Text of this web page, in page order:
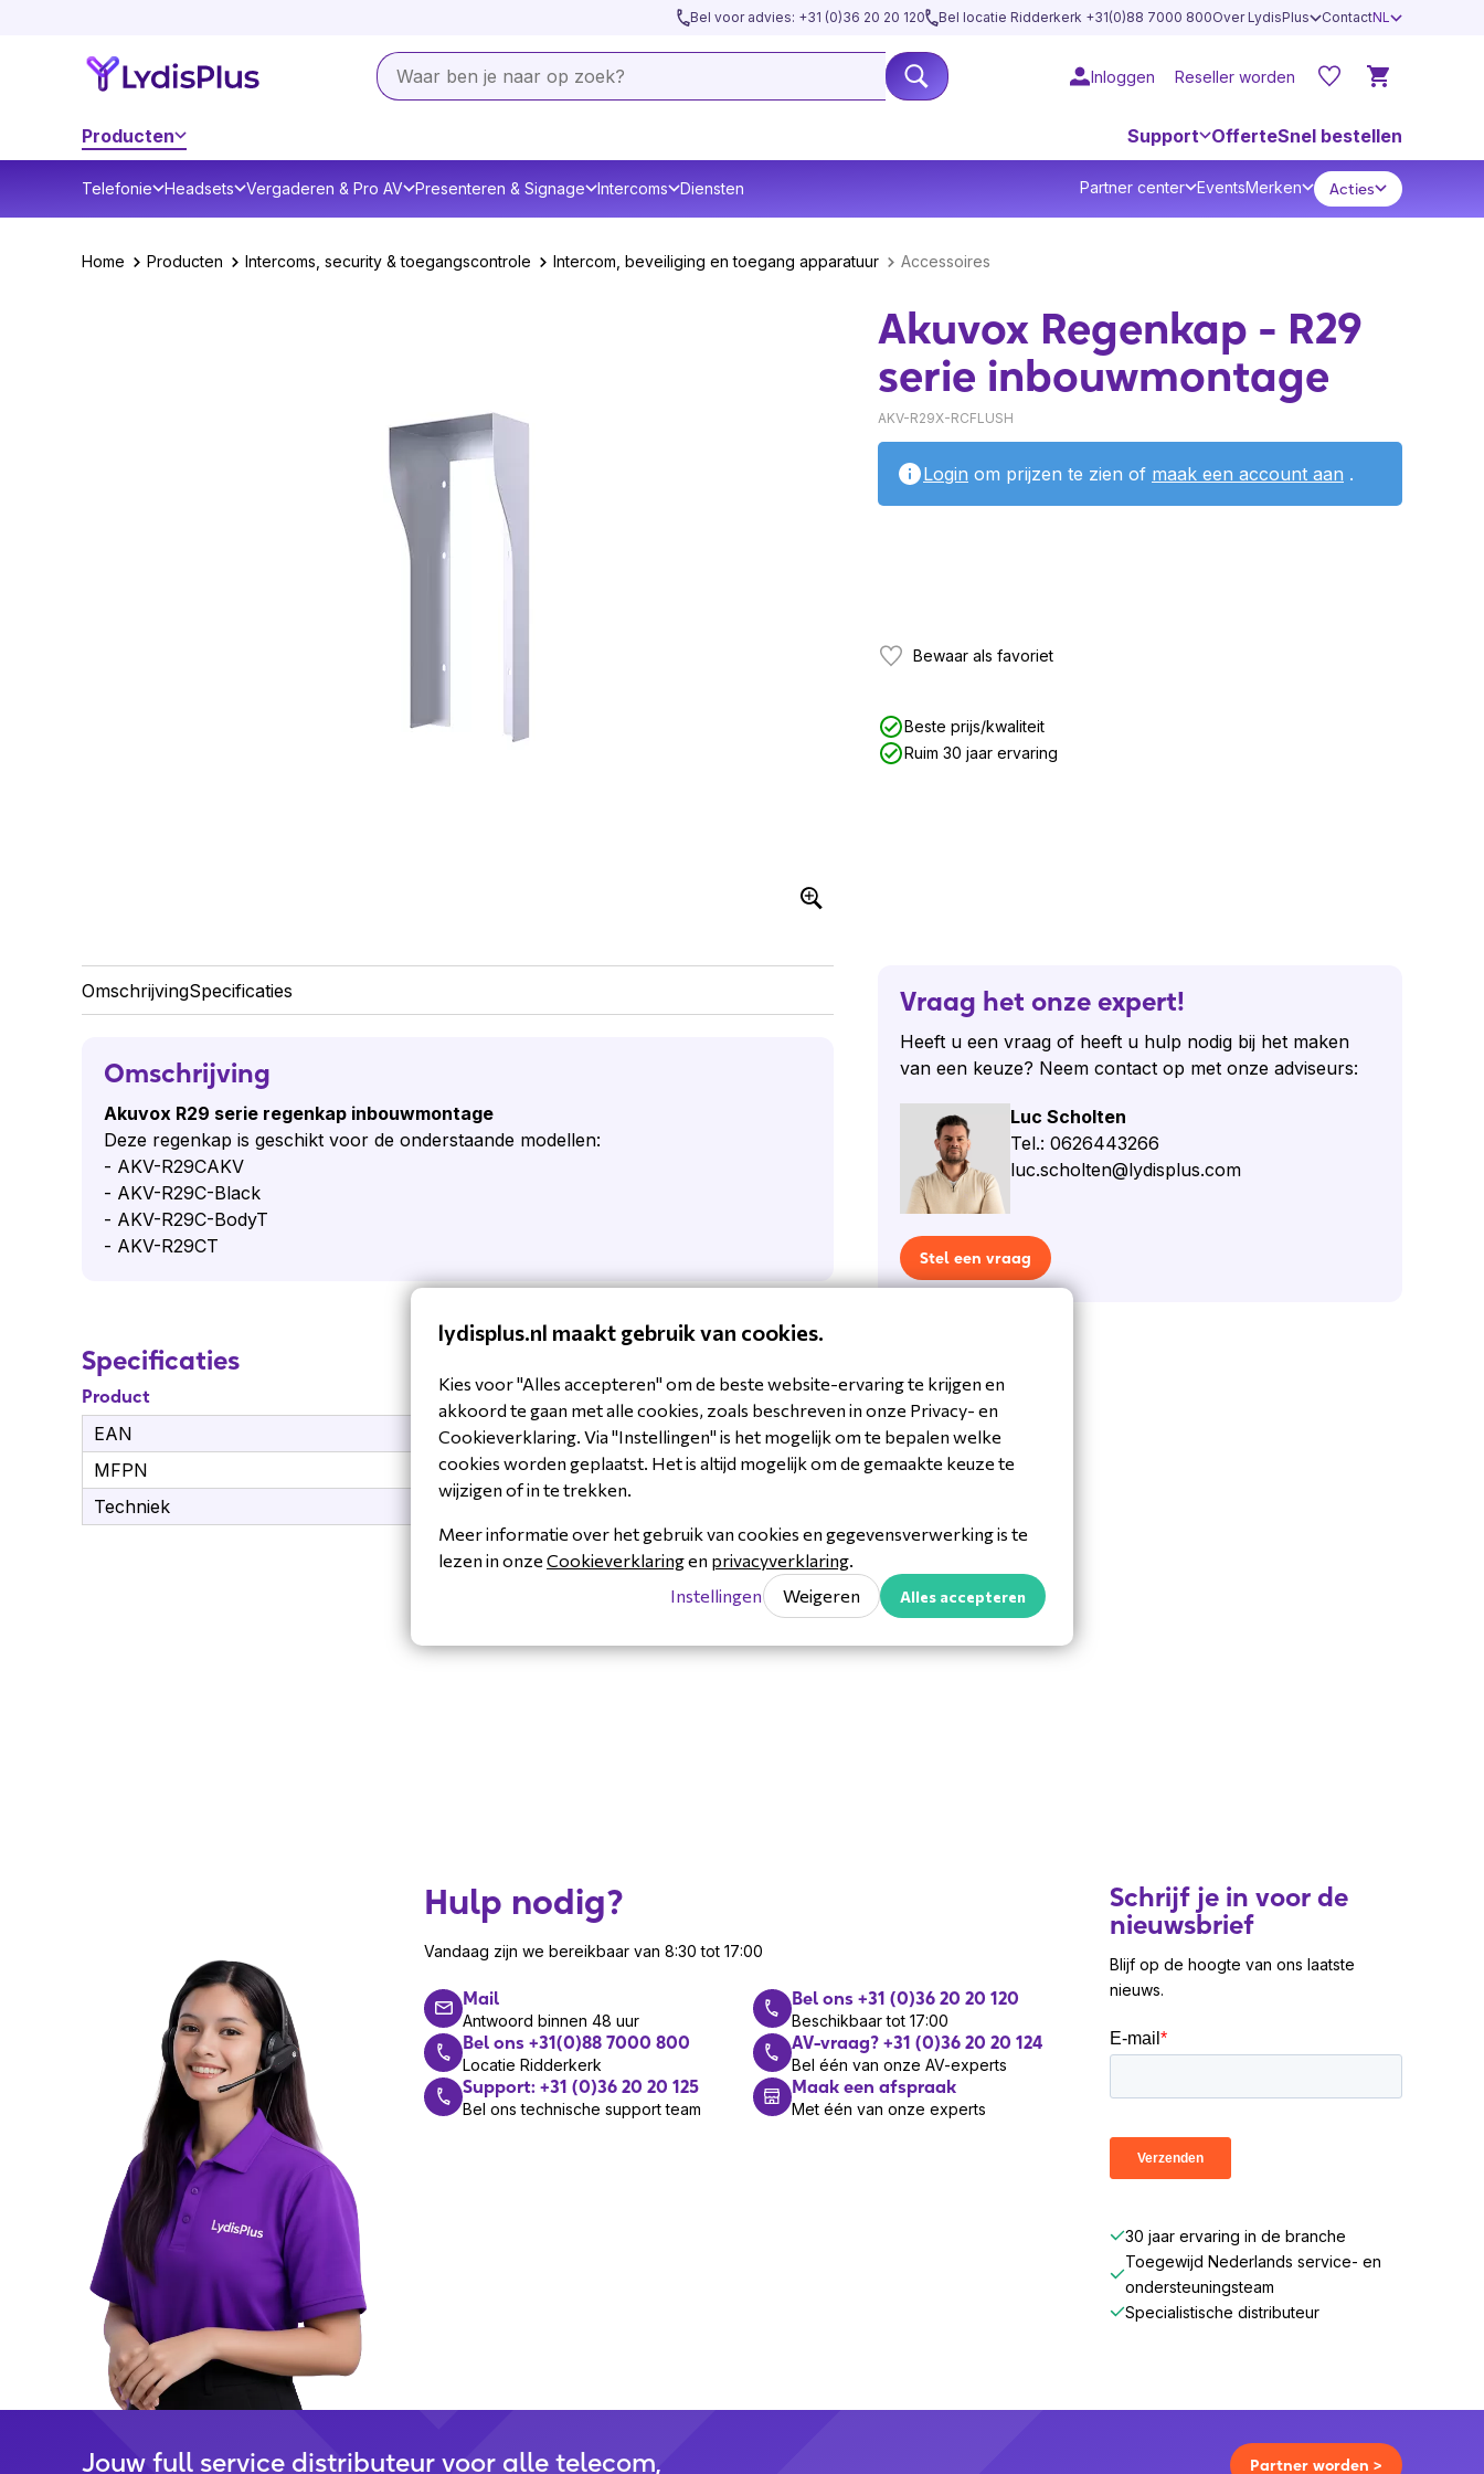
Bel voor advies: +31 (0)36 20 20 120 Bel locatie Ridderkerk +31(0)88 7000 800Over LydisPlus ContactNL
Inloggen Reseller worden
Producten Support OfferteSnel bestellen
Telefonie Headsets Vergaderen & Pro AV Presenteren & Signage Intercoms Diensten Partner center EventsMerken Acties
Home Producten Intercoms, security & toegangscontrole Intercom, beveiliging en toegang apparatuur Accessoires
Akuvox Regenkap - R29
serie inbouwmontage
AKV-R29X-RCFLUSH
Login om prijzen te zien of maak een account aan .
Bewaar als favoriet
Beste prijs/kwaliteit
Ruim 30 jaar ervaring
OmschrijvingSpecificaties
Omschrijving
Akuvox R29 serie regenkap inbouwmontage
Deze regenkap is geschikt voor de onderstaande modellen:
- AKV-R29CAKV
- AKV-R29C-Black
- AKV-R29C-BodyT
- AKV-R29CT
Vraag het onze expert!
Heeft u een vraag of heeft u hulp nodig bij het maken
van een keuze? Neem contact op met onze adviseurs:
Luc Scholten
Tel.: 0626443266
luc.scholten@lydisplus.com
Stel een vraag
Specificaties
Product
EAN
6933964803643
MFPN
AKV-R29X-RCFLUSH
Techniek
Intercoms, security & toegangscontrole
Hulp nodig?
Vandaag zijn we bereikbaar van 8:30 tot 17:00
Mail
Antwoord binnen 48 uur
Bel ons +31 (0)36 20 20 120
Beschikbaar tot 17:00
Bel ons +31(0)88 7000 800
Locatie Ridderkerk
AV-vraag? +31 (0)36 20 20 124
Bel één van onze AV-experts
Support: +31 (0)36 20 20 125
Bel ons technische support team
Maak een afspraak
Met één van onze experts
Schrijf je in voor de
nieuwsbrief
Blijf op de hoogte van ons laatste
nieuws.
30 jaar ervaring in de branche
Toegewijd Nederlands service- en
ondersteuningsteam
Specialistische distributeur
Jouw full service distributeur voor alle telecom, Partner worden >
lydisplus.nl maakt gebruik van cookies.
Kies voor "Alles accepteren" om de beste website-ervaring te krijgen en
akkoord te gaan met alle cookies, zoals beschreven in onze Privacy- en
Cookieverklaring. Via "Instellingen" is het mogelijk om te bepalen welke
cookies worden geplaatst. Het is altijd mogelijk om de gemaakte keuze te
wijzigen of in te trekken.
Meer informatie over het gebruik van cookies en gegevensverwerking is te
lezen in onze Cookieverklaringen privacyverklaring.
Instellingen
Weigeren Alles accepteren